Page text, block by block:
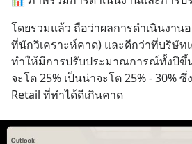
โดยรวมแล้ว ถือว่าผลการดำเนินงาน
ที่นักวิเคราะห์คาด) และดีกว่าที่บริษัท
ทำให้มีการปรับประมาณการณ์ทั้งปีขึ้
จะโต 25% เป็นน่าจะโต 25% - 30%
Retail ที่ทำได้ดีเกินคาด